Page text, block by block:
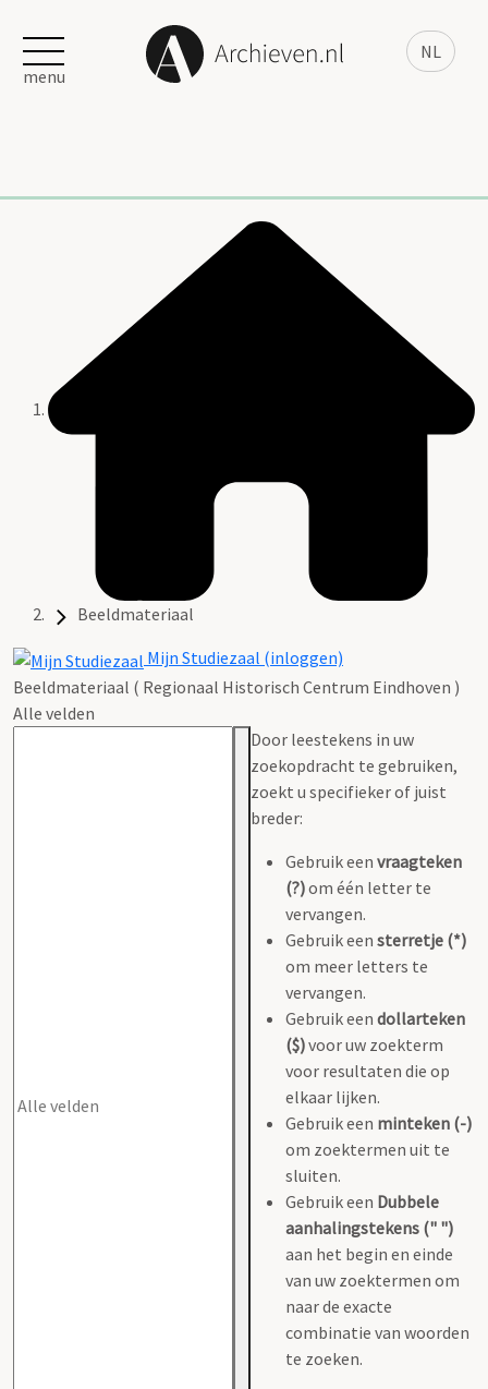
NL
menu
Beeldmateriaal
Mijn Studiezaal (inloggen)
Beeldmateriaal ( Regionaal Historisch Centrum Eindhoven )
Alle velden
Door leestekens in uw
zoekopdracht te gebruiken,
zoekt u specifieker of juist
breder:
Gebruik een vraagteken
(?)om één letter te
vervangen.
Gebruik een sterretje (*)
om meer letters te
vervangen.
Gebruik een dollarteken
($)voor uw zoekterm
voor resultaten die op
elkaar lijken.
Gebruik een minteken (-)
om zoektermen uit te
sluiten.
Gebruik een Dubbele
aanhalingstekens (" ")
aan het begin en einde
van uw zoektermen om
naar de exacte
combinatie van woorden
te zoeken.